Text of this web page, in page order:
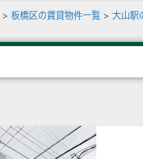
> 板橋区の賃貸物件一覧 > 大山駅